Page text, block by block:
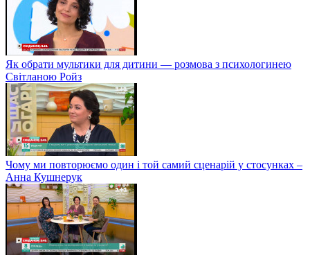
Як обрати мультики для дитини — розмова з психологинею
Світланою Ройз
Чому ми повторюємо один і той самий сценарій у стосунках –
Анна Кушнерук